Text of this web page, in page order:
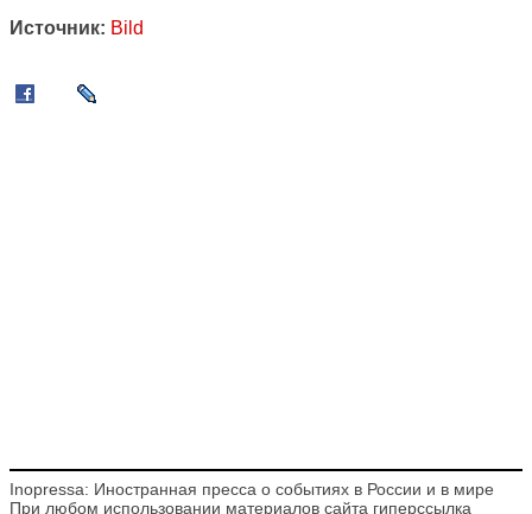
Источник: Bild
Inopressa: Иностранная пресса о событиях в России и в мире
При любом использовании материалов сайта гиперссылка